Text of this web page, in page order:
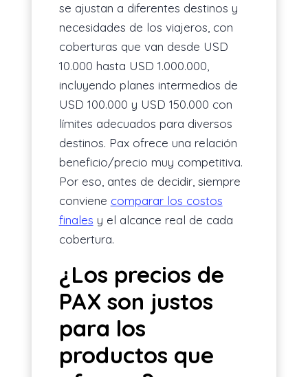
se ajustan a diferentes destinos y
necesidades de los viajeros, con
coberturas que van desde USD
10.000 hasta USD 1.000.000,
incluyendo planes intermedios de
USD 100.000 y USD 150.000 con
límites adecuados para diversos
destinos. Pax ofrece una relación
beneficio/precio muy competitiva.
Por eso, antes de decidir, siempre
conviene comparar los costos
finales y el alcance real de cada
cobertura.
¿Los precios de
PAX son justos
para los
productos que